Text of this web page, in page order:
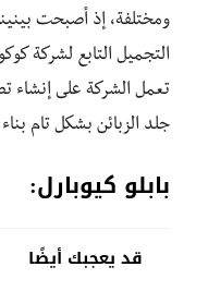
التجميل التابع لشركة
تعمل الشركة على إنشاء
جلد الزبائن بشكل تام
بابلو كيوبارل:
قد يعجبك أيضًا